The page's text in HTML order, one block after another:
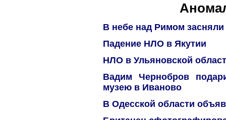
В небе над Римом
Падение НЛО в Якутии
НЛО в Ульяновской
Вадим Чернобров
музею в Иваново
В Одесской области